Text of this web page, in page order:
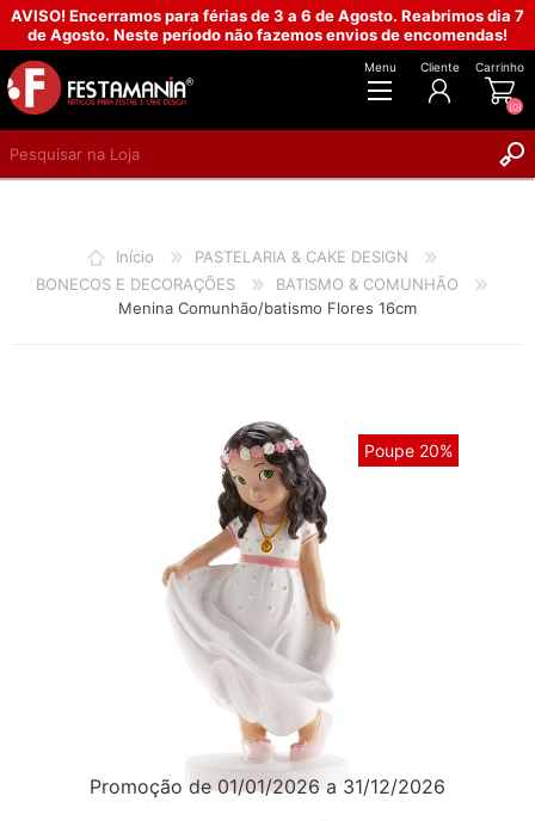
AVISO! Encerramos para férias de 3 a 6 de Agosto. Reabrimos dia 7
de Agosto. Neste período não fazemos envios de encomendas!
Menu Cliente Carrinho
(0)
Início
PASTELARIA & CAKE DESIGN
BONECOS E DECORAÇÕES
BATISMO & COMUNHÃO
Menina Comunhão/batismo Flores 16cm
Poupe 20%
Promoção de 01/01/2026 a 31/12/2026